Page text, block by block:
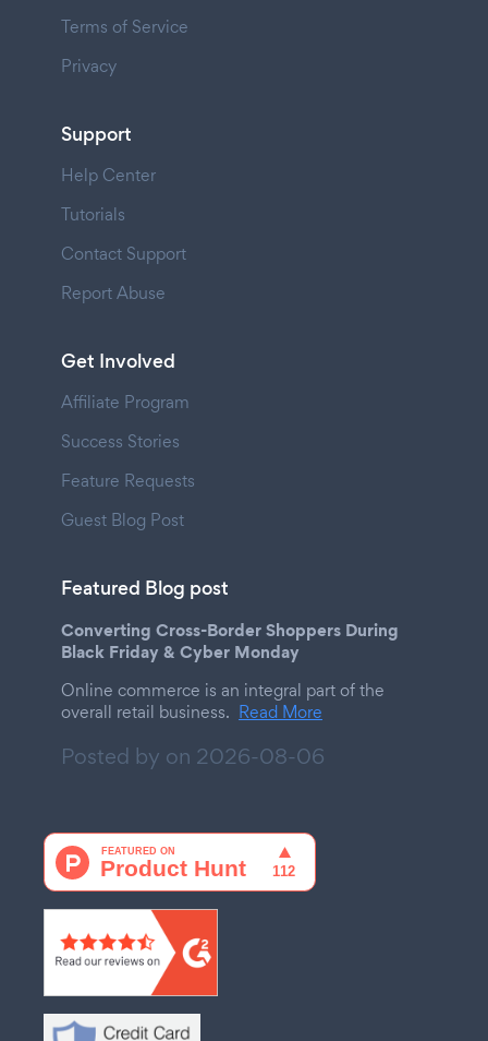
Terms of Service
Privacy
Support
Help Center
Tutorials
Contact Support
Report Abuse
Get Involved
Affiliate Program
Success Stories
Feature Requests
Guest Blog Post
Featured Blog post
Converting Cross-Border Shoppers During
Black Friday & Cyber Monday
Online commerce is an integral part of the
overall retail business. Read More
Posted by on 2026-08-06